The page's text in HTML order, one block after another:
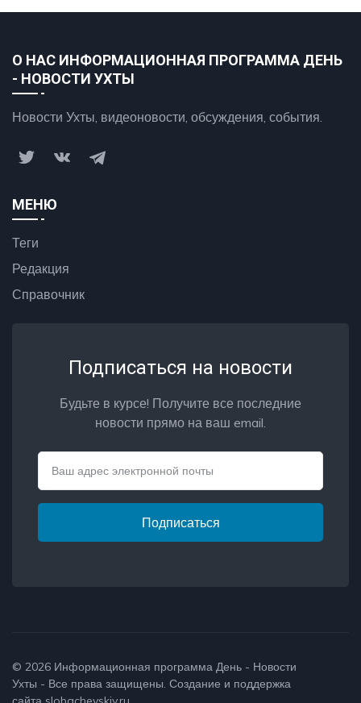
О НАС ИНФОРМАЦИОННАЯ ПРОГРАММА ДЕНЬ
- НОВОСТИ УХТЫ
Новости Ухты, видеоновости, обсуждения, события.
МЕНЮ
Теги
Редакция
Справочник
Подписаться на новости
Будьте в курсе! Получите все последние
новости прямо на ваш email.
Подписаться
© 2026 Информационная программа День - Новости
Ухты - Все права защищены. Создание и поддержка